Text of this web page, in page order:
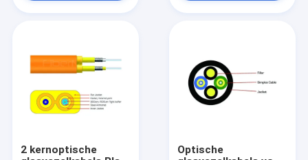
2 kernoptische
Optische